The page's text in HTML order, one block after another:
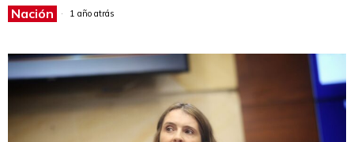
Nación 1 año atrás